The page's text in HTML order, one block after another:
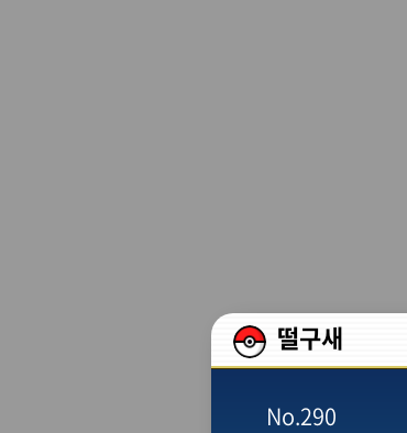
떨구새
No.290